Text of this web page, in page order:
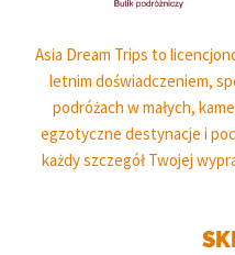
Asia Dream Trips to
letnim doświadczeniem,
podróżach w małych,
egzotyczne destynacje i
każdy szczegół Twojej